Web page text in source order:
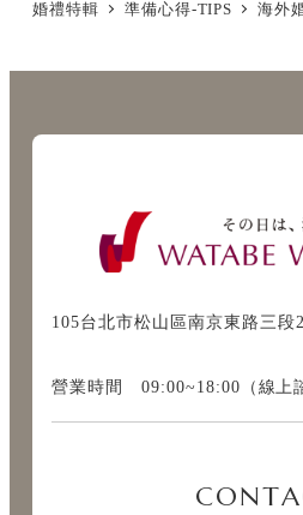
婚禮特輯
準備心得-TIPS 海外
105台北市松山區南京東路三段
營業時間 09:00~18:00（線上